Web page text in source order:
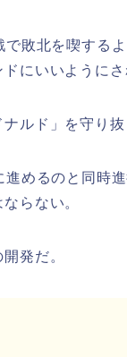
で敗北を喫する
にいいようにさ
ルド」を守り抜
進めるのと同時
らない。
発だ。